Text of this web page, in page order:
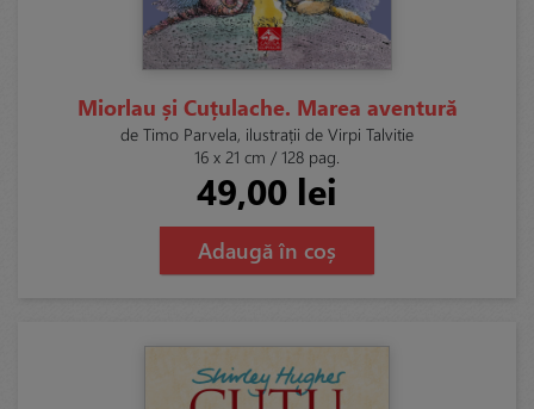
Miorlau și Cuțulache. Marea aventură
de Timo Parvela, ilustrații de Virpi Talvitie
16 x 21 cm / 128 pag.
49,00 lei
Adaugă în coș